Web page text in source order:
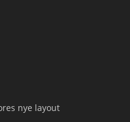
nye layout